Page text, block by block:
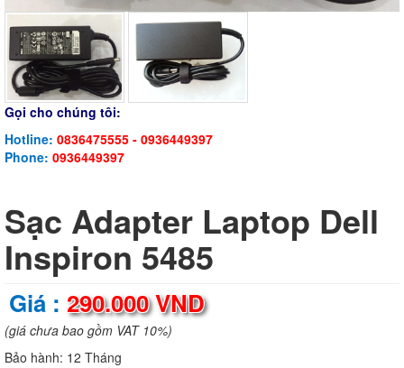
Gọi cho chúng tôi:
Hotline: 0836475555 - 0936449397
Phone: 0936449397
Sạc Adapter Laptop Dell
Inspiron 5485
Giá : 290.000 VND
(giá chưa bao gồm VAT 10%)
Bảo hành: 12 Tháng